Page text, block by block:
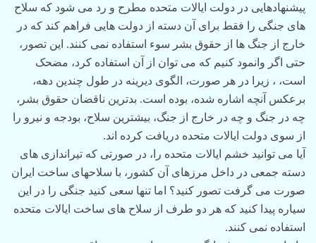
پیشنهادهایی در دولت ایالات متحده مطرح و رد می شود که سلاح
های جنگی را فقط برای آن دسته از دولت هایی فراهم کند که در
خارج از جنگ ها از حقوق بشر سوء استفاده نمی کنند. این تصور،
حتی اگر وانمود کنیم که می توان از آن استفاده کرد، مضحک
است، ، زیرا در هر صورت، الگوی دیرینه در طول چندین دهه،
برعکس آنچه اشاره شده، بوده است. بدترین ناقضان حقوق بشر،
چه در جنگ و چه در خارج از جنگ، بیشترین سلاح، بودجه و نیرو را
از سوی دولت ایالات متحده دریافت کرده اند.
آیا می توانید خشم ایالات متحده را، در صورتی که تیراندازی های
دسته جمعی در داخل مرزهای آن کشور، با سلاحهای ساخت ایران
صورت می گرفت تصور کنید؟ اما تنها سعی کنید جنگی را در این
سیاره پیدا کنید که هر دو طرف از سلاح های ساخت ایالات متحده
استفاده نمی کنند.